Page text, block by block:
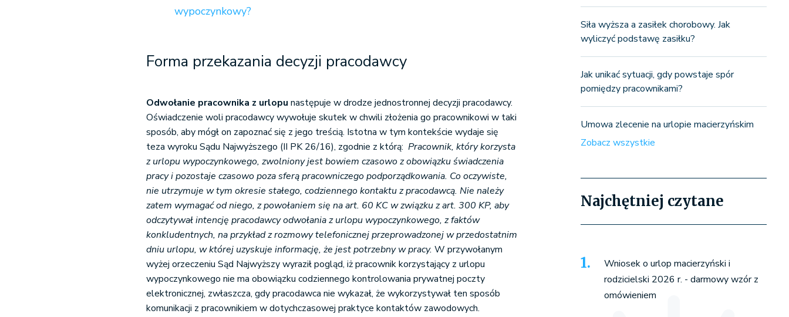
wypoczynkowy?
Forma przekazania decyzji pracodawcy
Odwołanie pracownika z urlopu następuje w drodze jednostronnej decyzji pracodawcy.
Oświadczenie woli pracodawcy wywołuje skutek w chwili złożenia go pracownikowi w taki
sposób, aby mógł on zapoznać się z jego treścią. Istotna w tym kontekście wydaje się
teza wyroku Sądu Najwyższego (II PK 26/16), zgodnie z którą:Pracownik, który korzysta
z urlopu wypoczynkowego, zwolniony jest bowiem czasowo z obowiązku świadczenia
pracy i pozostaje czasowo poza sferą pracowniczego podporządkowania. Co oczywiste,
nie utrzymuje w tym okresie stałego, codziennego kontaktu z pracodawcą. Nie należy
zatem wymagać od niego, z powołaniem się na art. 60 KC w związku z art. 300 KP, aby
odczytywał intencję pracodawcy odwołania z urlopu wypoczynkowego, z faktów
konkludentnych, na przykład z rozmowy telefonicznej przeprowadzonej w przedostatnim
dniu urlopu, w której uzyskuje informację, że jest potrzebny w pracy. W przywołanym
wyżej orzeczeniu Sąd Najwyższy wyraził pogląd, iż pracownik korzystający z urlopu
wypoczynkowego nie ma obowiązku codziennego kontrolowania prywatnej poczty
elektronicznej, zwłaszcza, gdy pracodawca nie wykazał, że wykorzystywał ten sposób
komunikacji z pracownikiem w dotychczasowej praktyce kontaktów zawodowych.
Siła wyższa a zasiłek chorobowy. Jak
wyliczyć podstawę zasiłku?
Jak unikać sytuacji, gdy powstaje spór
pomiędzy pracownikami?
Umowa zlecenie na urlopie macierzyńskim
Zobacz wszystkie
Najchętniej czytane
Wniosek o urlop macierzyński i
rodzicielski 2026 r. - darmowy wzór z
omówieniem